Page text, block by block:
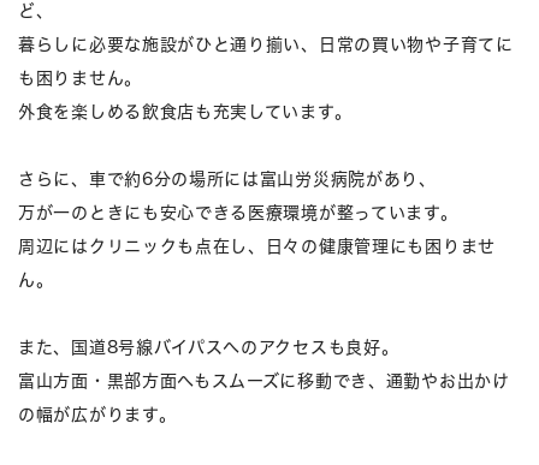
ど、
暮らしに必要な施設がひと通り揃い、日常の買い物や子育てに
も困りません。
外食を楽しめる飲食店も充実しています。
さらに、車で約6分の場所には富山労災病院があり、
万が一のときにも安心できる医療環境が整っています。
周辺にはクリニックも点在し、日々の健康管理にも困りませ
ん。
また、国道8号線バイパスへのアクセスも良好。
富山方面・黒部方面へもスムーズに移動でき、通勤やお出かけ
の幅が広がります。